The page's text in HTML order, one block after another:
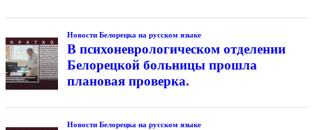
Новости Белорецка на русском языке
В психоневрологическом отделении
Белорецкой больницы прошла
плановая проверка.
Новости Белорецка на русском языке